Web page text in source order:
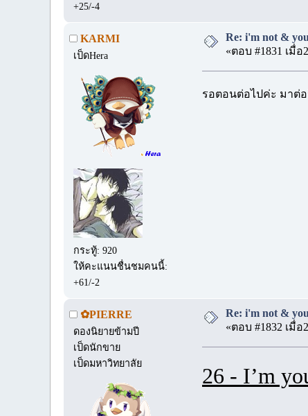
+25/-4
KARMI
เป็ดHera
กระทู้: 920
ให้คะแนนชื่นชมคนนี้:
+61/-2
Re: i'm not &
«ตอบ #1831 เมื่อ
รอตอนต่อไปค่ะ มาต่
✿PIERRE
ดองนิยายข้ามปี
เป็ดนักขาย
เป็ดมหาวิทยาลัย
Re: i'm not &
«ตอบ #1832 เมื่อ
26 - I’m